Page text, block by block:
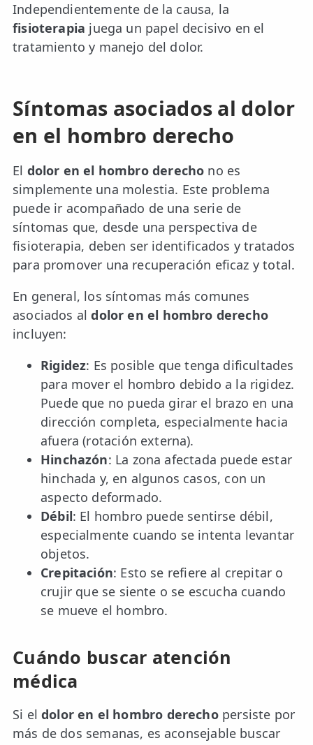
Independientemente de la causa, la
fisioterapia juega un papel decisivo en el
tratamiento y manejo del dolor.
Síntomas asociados al dolor
en el hombro derecho
El dolor en el hombro derecho no es
simplemente una molestia. Este problema
puede ir acompañado de una serie de
síntomas que, desde una perspectiva de
fisioterapia, deben ser identificados y tratados
para promover una recuperación eficaz y total.
En general, los síntomas más comunes
asociados aldolor en el hombro derecho
incluyen:
Rigidez: Es posible que tenga dificultades
para mover el hombro debido a la rigidez.
Puede que no pueda girar el brazo en una
dirección completa, especialmente hacia
afuera (rotación externa).
Hinchazón: La zona afectada puede estar
hinchada y, en algunos casos, con un
aspecto deformado.
Débil: El hombro puede sentirse débil,
especialmente cuando se intenta levantar
objetos.
Crepitación: Esto se refiere al crepitar o
crujir que se siente o se escucha cuando
se mueve el hombro.
Cuándo buscar atención
médica
Si eldolor en el hombro derechopersiste por
más de dos semanas, es aconsejable buscar